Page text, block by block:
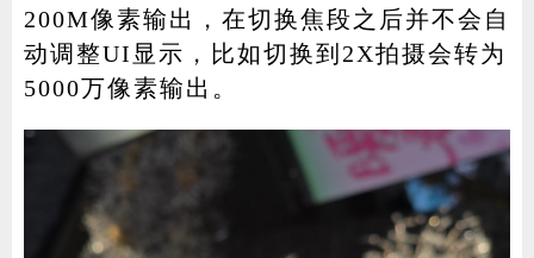
200M像素输出，在切换焦段之后并不会自
动调整UI显示，比如切换到2X拍摄会转为
5000万像素输出。